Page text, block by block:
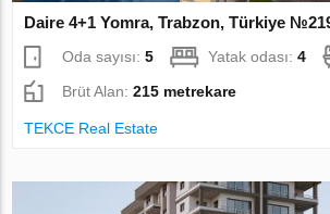
Daire 4+1 Yomra, Trabzon, Türkiye
Oda sayısı:5 Yatak odası:4
Brüt Alan:215 metrekare
TEKCE Real Estate